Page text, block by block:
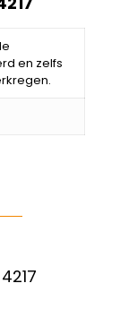
en zelfs